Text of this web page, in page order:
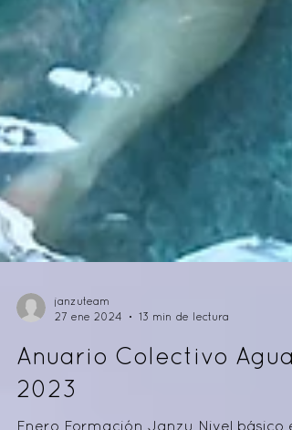
Anuario Colectivo Agua
2023